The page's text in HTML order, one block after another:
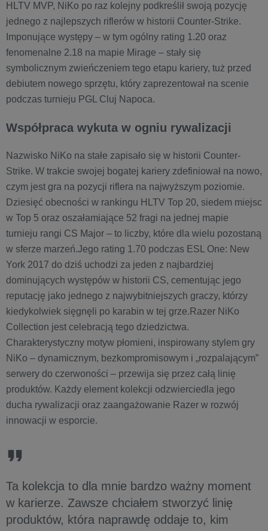
HLTV MVP, NiKo po raz kolejny podkreślił swoją pozycję
jednego z najlepszych riflerów w historii Counter-Strike.
Imponujące występy – w tym ogólny rating 1.20 oraz
fenomenalne 2.18 na mapie Mirage – stały się
symbolicznym zwieńczeniem tego etapu kariery, tuż przed
debiutem nowego sprzętu, który zaprezentował na scenie
podczas turnieju PGL Cluj Napoca.
Współpraca wykuta w ogniu rywalizacji
Nazwisko NiKo na stałe zapisało się w historii Counter-
Strike. W trakcie swojej bogatej kariery zdefiniował na nowo,
czym jest gra na pozycji riflera na najwyższym poziomie.
Dziesięć obecności w rankingu HLTV Top 20, siedem miejsc
w Top 5 oraz oszałamiające 52 fragi na jednej mapie
turnieju rangi CS Major – to liczby, które dla wielu pozostaną
w sferze marzeń.Jego rating 1.70 podczas ESL One: New
York 2017 do dziś uchodzi za jeden z najbardziej
dominujących występów w historii CS, cementując jego
reputację jako jednego z najwybitniejszych graczy, którzy
kiedykolwiek sięgnęli po karabin w tej grze.Razer NiKo
Collection jest celebracją tego dziedzictwa.
Charakterystyczny motyw płomieni, inspirowany stylem gry
NiKo – dynamicznym, bezkompromisowym i „rozpalającym”
serwery do czerwoności – przewija się przez całą linię
produktów. Każdy element kolekcji odzwierciedla jego
ducha rywalizacji oraz zaangażowanie Razer w rozwój
innowacji w esporcie.
Ta kolekcja to dla mnie bardzo ważny moment
w karierze. Zawsze chciałem stworzyć linię
produktów, która naprawdę oddaje to, kim